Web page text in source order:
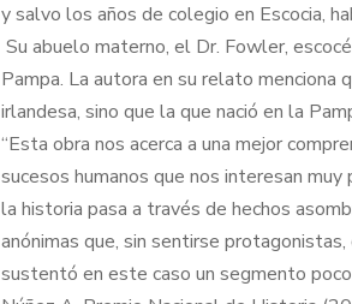
y salvo los años de colegio en Escocia,
Su abuelo materno, el Dr. Fowler,
Pampa. La autora en su relato menciona
irlandesa, sino que la que nació en la
“Esta obra nos acerca a una mejor
sucesos humanos que nos interesan
la historia pasa a través de hechos
anónimas que, sin sentirse
sustentó en este caso un segmento